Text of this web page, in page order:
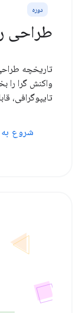
دوره
طراحی
تاریخچه
واکنش گرا را
تایپوگرافی،
شروع به